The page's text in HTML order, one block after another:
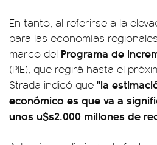
En tanto, al referirse a la
para las economías
marco del Programa de
(PIE), que regirá hasta el
Strada indicó que "la
económico es que va a
unos u$s2.000 millones de